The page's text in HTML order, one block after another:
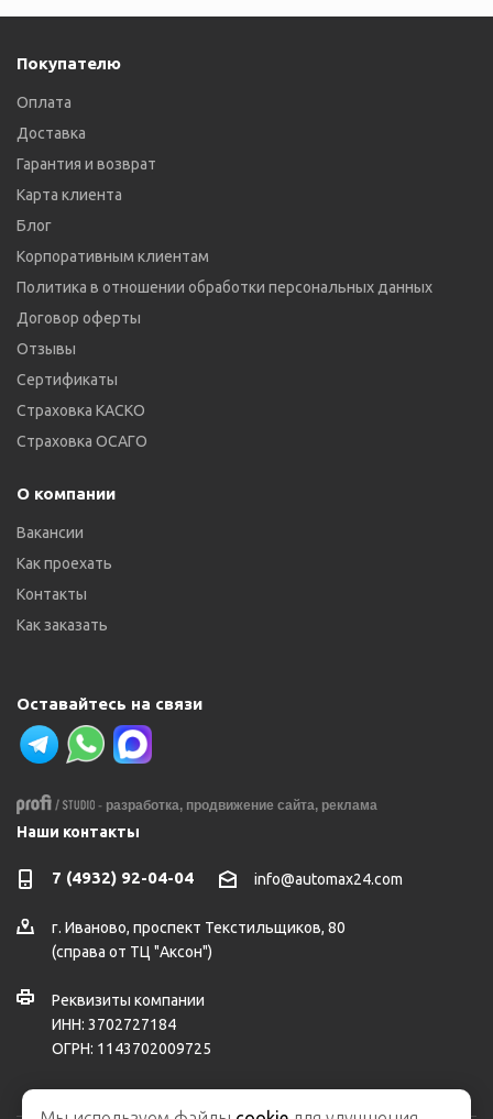
Покупателю
Оплата
Доставка
Гарантия и возврат
Карта клиента
Блог
Корпоративным клиентам
Политика в отношении обработки персональных данных
Договор оферты
Отзывы
Сертификаты
Страховка КАСКО
Страховка ОСАГО
О компании
Вакансии
Как проехать
Контакты
Как заказать
Оставайтесь на связи
- разработка, продвижение сайта, реклама
Наши контакты
7 (4932) 92-04-04 info@automax24.com
г. Иваново, проспект Текстильщиков, 80
(справа от ТЦ "Аксон")
Реквизиты компании
ИНН: 3702727184
ОГРН: 1143702009725